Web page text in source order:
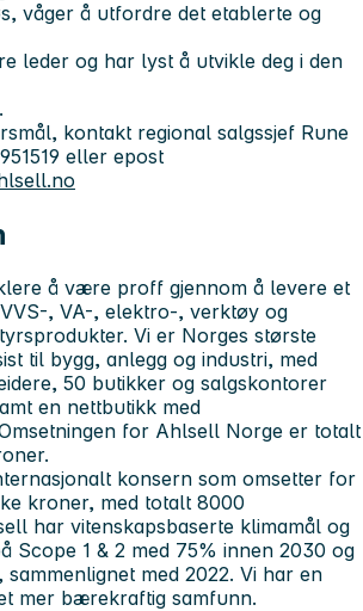
våger å utfordre det etablerte og
leder og har lyst å utvikle deg i den
kontakt regional salgssjef Rune
eller epost
å være proff gjennom å levere et
, VA-, elektro-, verktøy og
Vi er Norges største
til bygg, anlegg og industri, med
50 butikker og salgskontorer
en nettbutikk med
for Ahlsell Norge er totalt
konsern som omsetter for
kroner, med totalt 8000
har vitenskapsbaserte klimamål og
Scope 1 & 2 med 75% innen 2030 og
med 2022. Vi har en
mer bærekraftig samfunn.